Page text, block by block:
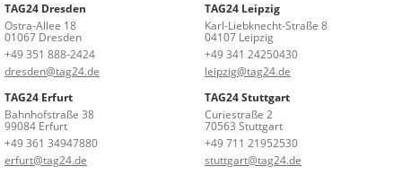
TAG24 Dresden
Ostra-Allee 18
01067 Dresden
+49 351 888-2424
dresden@tag24.de
TAG24 Leipzig
Karl-Liebknecht-Straße 8
04107 Leipzig
+49 341 24250430
leipzig@tag24.de
TAG24 Erfurt
Bahnhofstraße 38
99084 Erfurt
+49 361 34947880
erfurt@tag24.de
TAG24 Stuttgart
Curiestraße 2
70563 Stuttgart
+49 711 21952530
stuttgart@tag24.de